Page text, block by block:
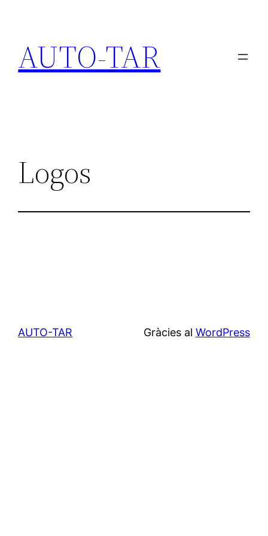
contingut
AUTO-TAR
Logos
AUTO-TAR Gràcies al WordPress